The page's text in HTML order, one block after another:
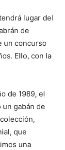
lugar del
de
un concurso
Ello, con la
de 1989, el
gabán de
que
una